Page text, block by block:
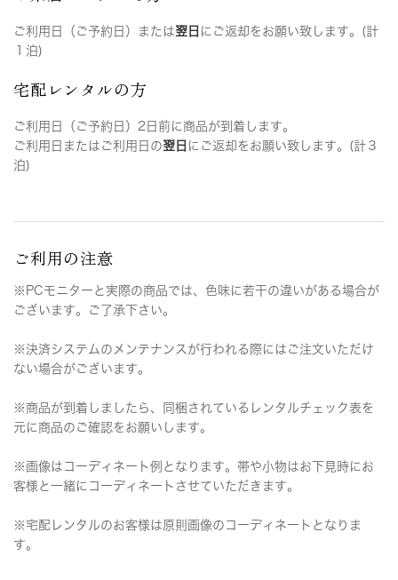
ご利用日（ご予約日）または翌日 にご返却をお願い致します。(計
１泊)
宅配レンタルの方
ご利用日（ご予約日）2日前に商品が到着します。
ご利用日またはご利用日の翌日 にご返却をお願い致します。(計３
泊)
ご利用の注意
※PCモニターと実際の商品では、色味に若干の違いがある場合が
ございます。ご了承下さい。
※決済システムのメンテナンスが行われる際にはご注文いただけ
ない場合がございます。
※商品が到着しましたら、同梱されているレンタルチェック表を
元に商品のご確認をお願いします。
※画像はコーディネート例となります。帯や小物はお下見時にお
客様と一緒にコーディネートさせていただきます。
※宅配レンタルのお客様は原則画像のコーディネートとなりま
す。